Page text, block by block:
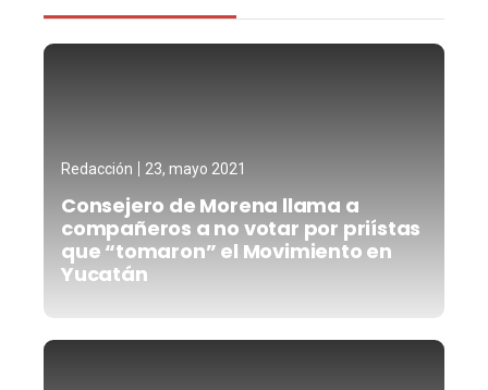
Redacción 23, mayo 2021
Consejero de Morena llama a
compañeros a no votar por priístas
que “tomaron” el Movimiento en
Yucatán